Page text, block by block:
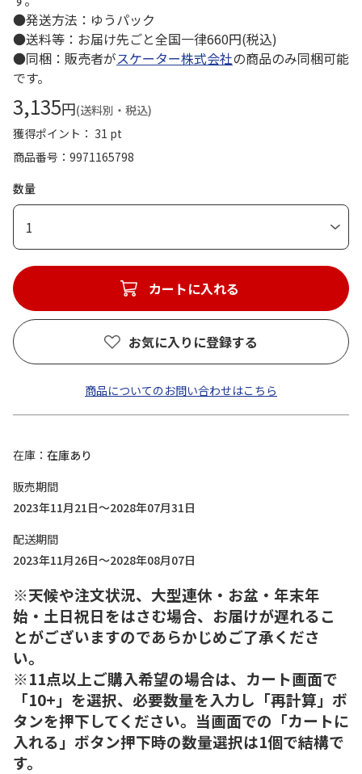
●発送方法：ゆうパック
●送料等：お届け先ごと全国一律660円(税込)
●同梱：販売者がスケーター株式会社の商品のみ同梱可能
です。
3,135円(送料別・税込)
獲得ポイント： 31 pt
商品番号
9971165798
数量
1
カートに入れる
お気に入りに登録する
商品についてのお問い合わせはこちら
在庫
在庫あり
販売期間
2023年11月21日～2028年07月31日
配送期間
2023年11月26日～2028年08月07日
※天候や注文状況、大型連休・お盆・年末年
始・土日祝日をはさむ場合、お届けが遅れるこ
とがございますのであらかじめご了承くださ
い。
※11点以上ご購入希望の場合は、カート画面で
「10+」を選択、必要数量を入力し「再計算」ボ
タンを押下してください。当画面での「カートに
入れる」ボタン押下時の数量選択は1個で結構で
す。